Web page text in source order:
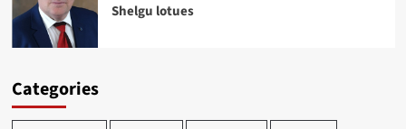
Shelgu lotues
Categories